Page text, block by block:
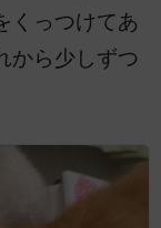
くっつけてあ
から少しずつ